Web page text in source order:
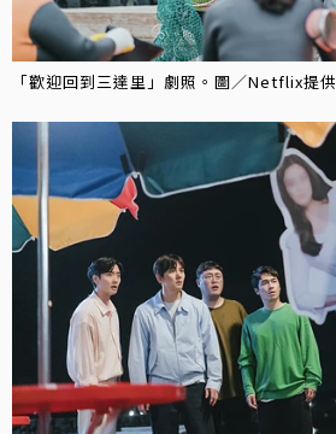
「歡迎回到三達里」劇照。圖／Netflix提供